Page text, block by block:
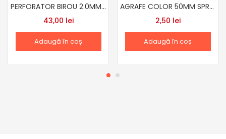
PERFORATOR BIROU 2.0MM HERLITZ DIF CUL
43,00 lei
Adaugă în coș
AGRAFE COLOR 50MM SPREE
2,50 lei
Adaugă în coș